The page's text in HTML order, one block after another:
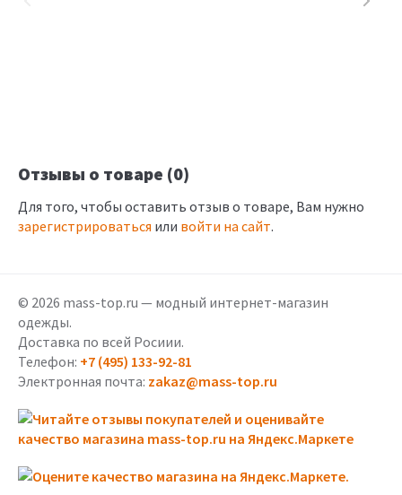
Отзывы о товаре (0)
Для того, чтобы оставить отзыв о товаре, Вам нужно
зарегистрироваться или войти на сайт.
© 2026 mass-top.ru — модный интернет-магазин
одежды.
Доставка по всей Росиии.
Телефон: +7 (495) 133-92-81
Электронная почта: zakaz@mass-top.ru